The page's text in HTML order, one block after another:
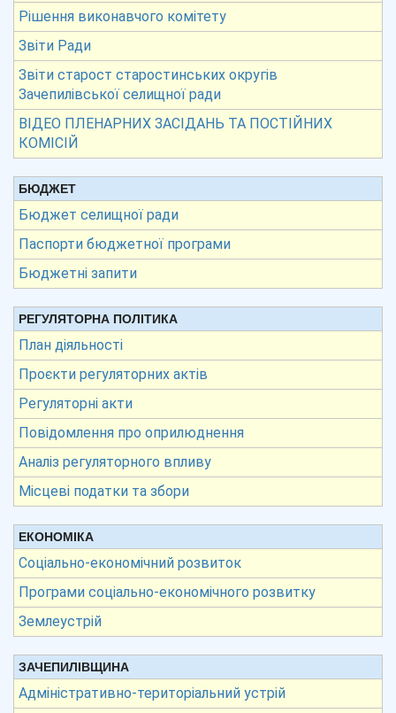
Рішення виконавчого комітету
Звіти Ради
Звіти старост старостинських округів
Зачепилівської селищної ради
ВІДЕО ПЛЕНАРНИХ ЗАСІДАНЬ ТА ПОСТІЙНИХ
КОМІСІЙ
БЮДЖЕТ
Бюджет селищної ради
Паспорти бюджетної програми
Бюджетні запити
РЕГУЛЯТОРНА ПОЛІТИКА
План діяльності
Проєкти регуляторних актів
Регуляторні акти
Повідомлення про оприлюднення
Аналіз регуляторного впливу
Місцеві податки та збори
ЕКОНОМІКА
Соціально-економічний розвиток
Програми соціально-економічного розвитку
Землеустрій
ЗАЧЕПИЛІВЩИНА
Адміністративно-територіальний устрій